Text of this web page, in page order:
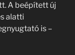
A beépített új
alatti
is –